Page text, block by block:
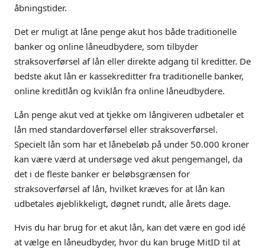
åbningstider.
Det er muligt at låne penge akut hos både traditionelle
banker og online låneudbydere, som tilbyder
straksoverførsel af lån eller direkte adgang til kreditter. De
bedste akut lån er kassekreditter fra traditionelle banker,
online kreditlån og kviklån fra online låneudbydere.
Lån penge akut ved at tjekke om långiveren udbetaler et
lån med standardoverførsel eller straksoverførsel.
Specielt lån som har et lånebeløb på under 50.000 kroner
kan være værd at undersøge ved akut pengemangel, da
det i de fleste banker er beløbsgrænsen for
straksoverførsel af lån, hvilket kræves for at lån kan
udbetales øjeblikkeligt, døgnet rundt, alle årets dage.
Hvis du har brug for et akut lån, kan det være en god idé
at vælge en låneudbyder, hvor du kan bruge MitID til at